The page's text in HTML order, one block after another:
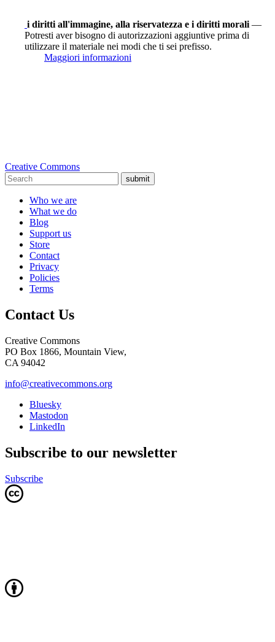
i diritti all'immagine, alla riservatezza e i diritti morali —
Potresti aver bisogno di autorizzazioni aggiuntive prima di
utilizzare il materiale nei modi che ti sei prefisso.
Maggiori informazioni
Creative Commons
submit
Who we are
What we do
Blog
Support us
Store
Contact
Privacy
Policies
Terms
Contact Us
Creative Commons
PO Box 1866, Mountain View,
CA 94042
info@creativecommons.org
Bluesky
Mastodon
LinkedIn
Subscribe to our newsletter
Subscribe